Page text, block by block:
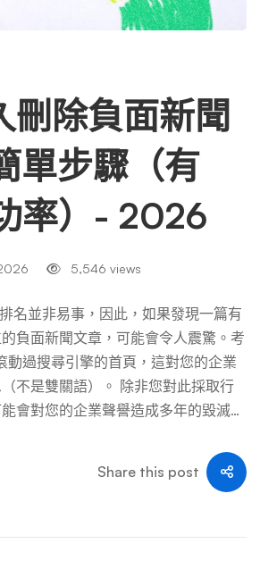
刪除負面新聞
單步驟（有
率）- 2026
5,546 views
名並非易事，因此，如果發現一篇有
負面新聞文章，可能會令人震驚。考
動過搜尋引擎的首頁，這對您的企業
不是雙關語）。 除非您對此採取行
會對您的企業聲譽造成多年的毀滅性
結果中消除負面新聞，只留下您希望
聞。 為什麼從網路上刪除負面新聞文
Share this post